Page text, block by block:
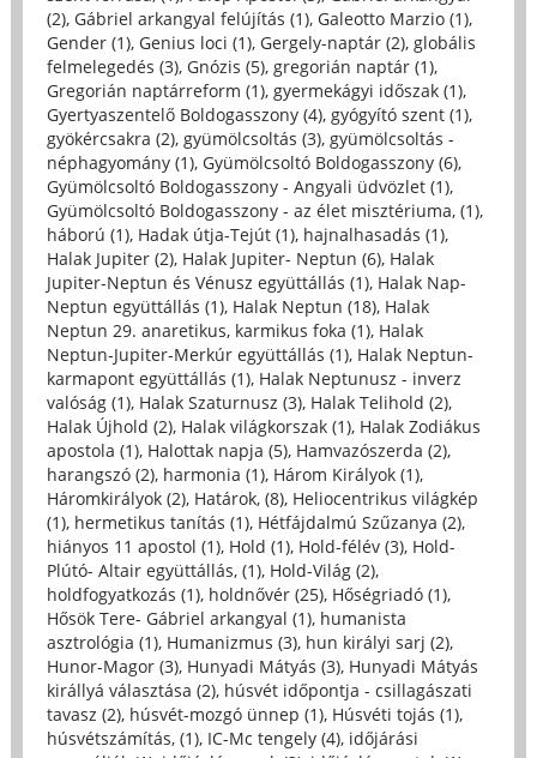
(2), Gábriel arkangyal felújítás (1), Galeotto Marzio (1),
Gender (1), Genius loci (1), Gergely-naptár (2), globális
felmelegedés (3), Gnózis (5), gregorián naptár (1),
Gregorián naptárreform (1), gyermekágyi időszak (1),
Gyertyaszentelő Boldogasszony (4), gyógyító szent (1),
gyökércsakra (2), gyümölcsoltás (3), gyümölcsoltás -
néphagyomány (1), Gyümölcsoltó Boldogasszony (6),
Gyümölcsoltó Boldogasszony - Angyali üdvözlet (1),
Gyümölcsoltó Boldogasszony - az élet misztériuma, (1),
háború (1), Hadak útja-Tejút (1), hajnalhasadás (1),
Halak Jupiter (2), Halak Jupiter- Neptun (6), Halak
Jupiter-Neptun és Vénusz együttállás (1), Halak Nap-
Neptun együttállás (1), Halak Neptun (18), Halak
Neptun 29. anaretikus, karmikus foka (1), Halak
Neptun-Jupiter-Merkúr együttállás (1), Halak Neptun-
karmapont együttállás (1), Halak Neptunusz - inverz
valóság (1), Halak Szaturnusz (3), Halak Telihold (2),
Halak Újhold (2), Halak világkorszak (1), Halak Zodiákus
apostola (1), Halottak napja (5), Hamvazószerda (2),
harangszó (2), harmonia (1), Három Királyok (1),
Háromkirályok (2), Határok, (8), Heliocentrikus világkép
(1), hermetikus tanítás (1), Hétfájdalmú Szűzanya (2),
hiányos 11 apostol (1), Hold (1), Hold-félév (3), Hold-
Plútó- Altair együttállás, (1), Hold-Világ (2),
holdfogyatkozás (1), holdnővér (25), Hőségriadó (1),
Hősök Tere- Gábriel arkangyal (1), humanista
asztrológia (1), Humanizmus (3), hun királyi sarj (2),
Hunor-Magor (3), Hunyadi Mátyás (3), Hunyadi Mátyás
királlyá választása (2), húsvét időpontja - csillagászati
tavasz (2), húsvét-mozgó ünnep (1), Húsvéti tojás (1),
húsvétszámítás, (1), IC-Mc tengely (4), időjárási